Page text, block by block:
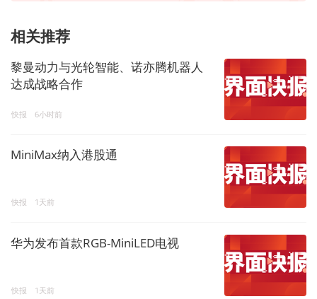
相关推荐
黎曼动力与光轮智能、诺亦腾机器人
达成战略合作
快报 6小时前
MiniMax纳入港股通
快报 1天前
华为发布首款RGB-MiniLED电视
快报 1天前